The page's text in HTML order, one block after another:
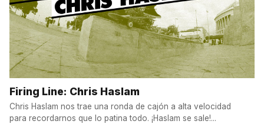
Firing Line: Chris Haslam
Chris Haslam nos trae una ronda de cajón a alta velocidad
para recordarnos que lo patina todo. ¡Haslam se sale!...